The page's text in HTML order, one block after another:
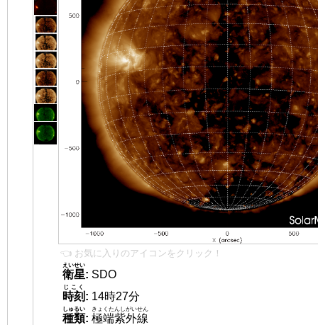
👈 お気に入りのアイコンをクリック！
衛星
えいせい
: SDO
時刻
じこく
: 14時27分
種類
しゅるい
: 極端紫外線
きょくたんしがいせん